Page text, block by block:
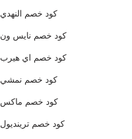
كود خصم النهدي
كود خصم نايس ون
كود خصم اي هيرب
كود خصم نمشي
كود خصم ماكس
كود خصم ترينديول